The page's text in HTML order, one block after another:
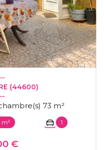
(44600)
Maison 4 pièce(s) 3 chambre(s) 73 m²
m² 1
€